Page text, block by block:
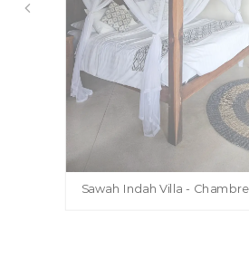
Sawah Indah Villa -